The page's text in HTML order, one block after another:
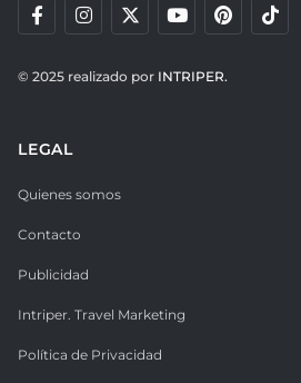
© 2025 realizado por INTRIPER.
LEGAL
Quienes somos
Contacto
Publicidad
Intriper. Travel Marketing
Política de Privacidad